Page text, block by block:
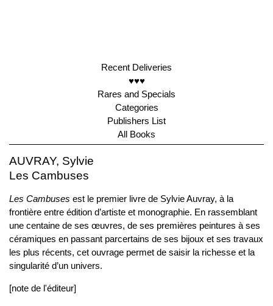
Recent Deliveries
♥♥♥
Rares and Specials
Categories
Publishers List
All Books
AUVRAY, Sylvie
Les Cambuses
Les Cambuses est le premier livre de Sylvie Auvray, à la
frontière entre édition d’artiste et monographie. En rassemblant
une centaine de ses œuvres, de ses premières peintures à ses
céramiques en passant parcertains de ses bijoux et ses travaux
les plus récents, cet ouvrage permet de saisir la richesse et la
singularité d’un univers.
[note de l'éditeur]